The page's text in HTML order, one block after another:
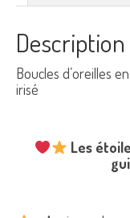
Description
Boucles d’oreilles
irisé
Les